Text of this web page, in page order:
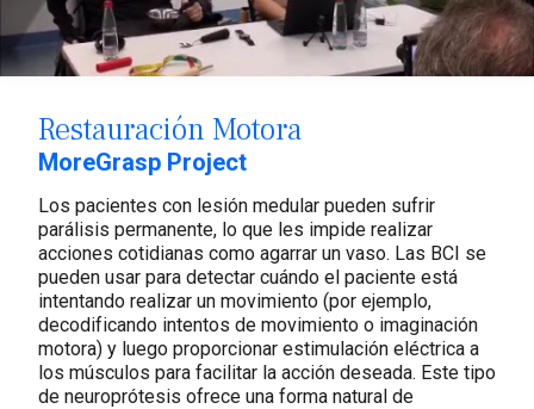
Restauración Motora
MoreGrasp Project
Los pacientes con lesión medular pueden sufrir
parálisis permanente, lo que les impide realizar
acciones cotidianas como agarrar un vaso. Las BCI se
pueden usar para detectar cuándo el paciente está
intentando realizar un movimiento (por ejemplo,
decodificando intentos de movimiento o imaginación
motora) y luego proporcionar estimulación eléctrica a
los músculos para facilitar la acción deseada. Este tipo
de neuroprótesis ofrece una forma natural de